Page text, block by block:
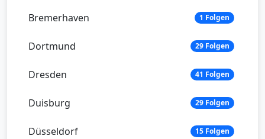
Bremerhaven 1 Folgen
Dortmund 29 Folgen
Dresden 41 Folgen
Duisburg 29 Folgen
Düsseldorf 15 Folgen